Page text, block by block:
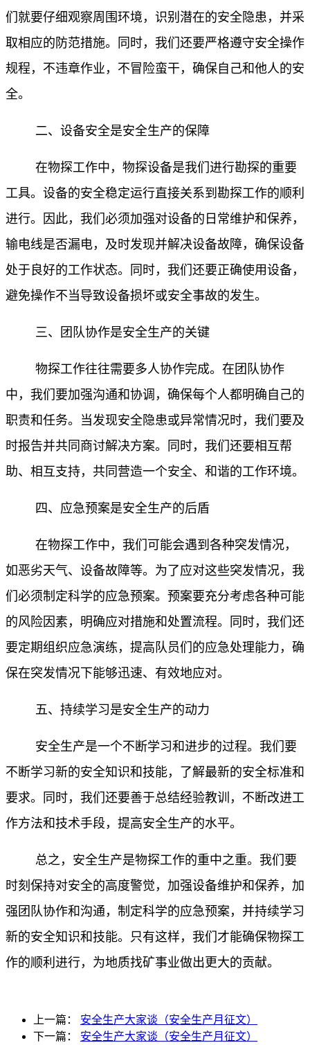
们就要仔细观察周围环境，识别潜在的安全隐患，并采
取相应的防范措施。同时，我们还要严格遵守安全操作
规程，不违章作业，不冒险蛮干，确保自己和他人的安
全。
二、设备安全是安全生产的保障
在物探工作中，物探设备是我们进行勘探的重要
工具。设备的安全稳定运行直接关系到勘探工作的顺利
进行。因此，我们必须加强对设备的日常维护和保养，
输电线是否漏电，及时发现并解决设备故障，确保设备
处于良好的工作状态。同时，我们还要正确使用设备，
避免操作不当导致设备损坏或安全事故的发生。
三、团队协作是安全生产的关键
物探工作往往需要多人协作完成。在团队协作
中，我们要加强沟通和协调，确保每个人都明确自己的
职责和任务。当发现安全隐患或异常情况时，我们要及
时报告并共同商讨解决方案。同时，我们还要相互帮
助、相互支持，共同营造一个安全、和谐的工作环境。
四、应急预案是安全生产的后盾
在物探工作中，我们可能会遇到各种突发情况，
如恶劣天气、设备故障等。为了应对这些突发情况，我
们必须制定科学的应急预案。预案要充分考虑各种可能
的风险因素，明确应对措施和处置流程。同时，我们还
要定期组织应急演练，提高队员们的应急处理能力，确
保在突发情况下能够迅速、有效地应对。
五、持续学习是安全生产的动力
安全生产是一个不断学习和进步的过程。我们要
不断学习新的安全知识和技能，了解最新的安全标准和
要求。同时，我们还要善于总结经验教训，不断改进工
作方法和技术手段，提高安全生产的水平。
总之，安全生产是物探工作的重中之重。我们要
时刻保持对安全的高度警觉，加强设备维护和保养，加
强团队协作和沟通，制定科学的应急预案，并持续学习
新的安全知识和技能。只有这样，我们才能确保物探工
作的顺利进行，为地质找矿事业做出更大的贡献。
上一篇：
安全生产大家谈（安全生产月征文）
下一篇：
安全生产大家谈（安全生产月征文）